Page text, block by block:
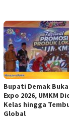
Bupati Demak
Expo 2026, UMKM
Kelas hingga
Global